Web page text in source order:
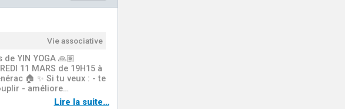
Vie associative
YIN YOGA 🙏🏽
11 MARS de 19H15 à
🏠 ✨️ Si tu veux : - te
- améliore…
Lire la suite…